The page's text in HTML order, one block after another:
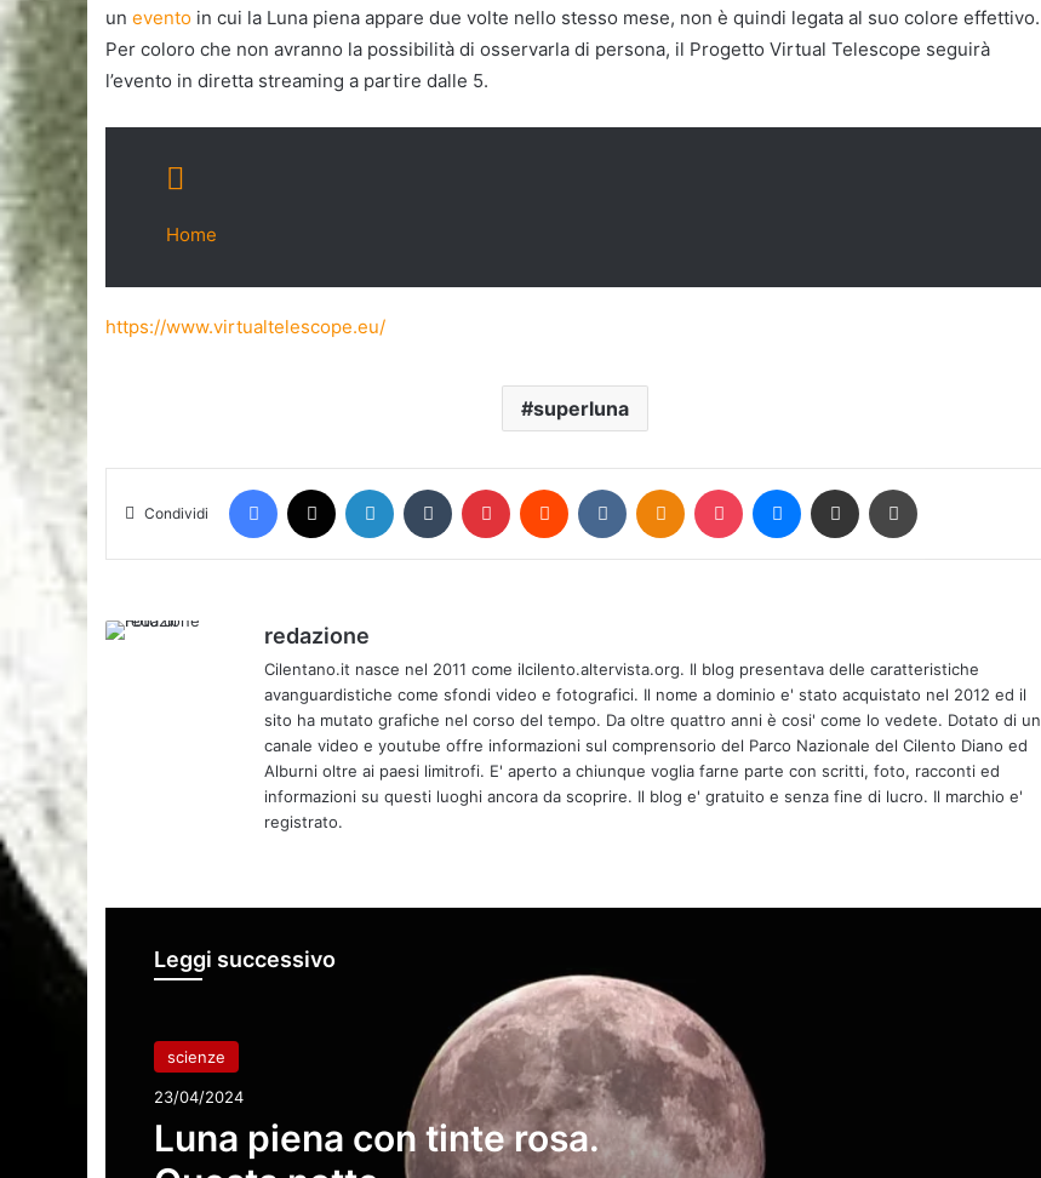
un evento in cui la Luna piena appare due volte nello stesso mese, non è quindi legata al suo colore effettivo.
Per coloro che non avranno la possibilità di osservarla di persona, il Progetto Virtual Telescope seguirà
l’evento in diretta streaming a partire dalle 5.
Home
https://www.virtualtelescope.eu/
superluna
Condividi
Facebook LinkedIn Tumblr Pinterest Reddit VKontakteOdnoklassniki
Pocket Messenger
Condividi via mail
redazione
Cilentano.it nasce nel 2011 come ilcilento.altervista.org. Il blog presentava delle caratteristiche
avanguardistiche come sfondi video e fotografici. Il nome a dominio e' stato acquistato nel 2012 ed il
sito ha mutato grafiche nel corso del tempo. Da oltre quattro anni è cosi' come lo vedete. Dotato di un
canale video e youtube offre informazioni sul comprensorio del Parco Nazionale del Cilento Diano ed
Alburni oltre ai paesi limitrofi. E' aperto a chiunque voglia farne parte con scritti, foto, racconti ed
informazioni su questi luoghi ancora da scoprire. Il blog e' gratuito e senza fine di lucro. Il marchio e'
registrato.
Leggi successivo
scienze
23/04/2024
Luna piena con tinte rosa.
10 novembre, si festeggia la Giornata
Mondiale della Scienza per la Pace e
lo Sviluppo